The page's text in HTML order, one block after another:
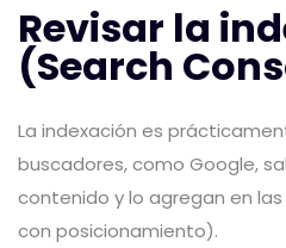
Revisar la
(Search
La indexación es
buscadores, como Google,
contenido y lo agregan en
con posicionamiento).